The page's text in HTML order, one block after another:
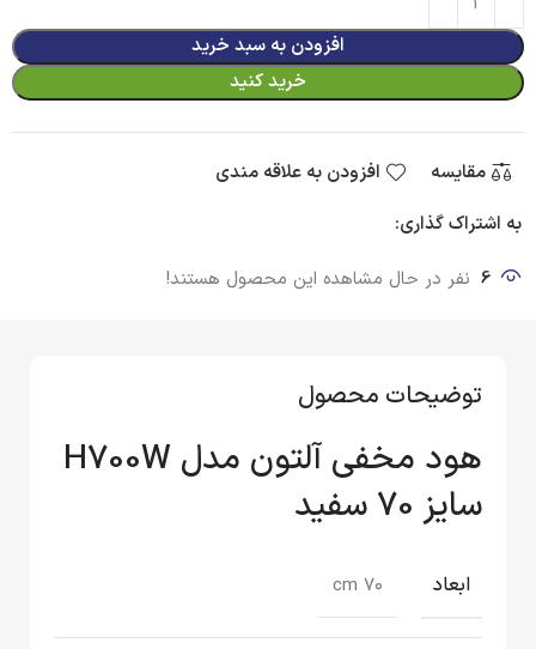
افزودن به سبد خرید
خرید کنید
مقایسه
افزودن به علاقه مندی
به اشتراک گذاری:
6 نفر در حال مشاهده این محصول هستند!
توضیحات محصول
هود مخفی آلتون مدل H700W
سایز 70 سفید
ابعاد ۷۰ cm